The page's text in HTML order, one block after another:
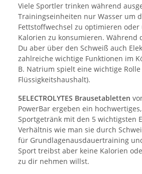
Viele Sportler trinken während
Trainingseinheiten nur Wasser um
Fettstoffwechsel zu optimieren
Kalorien zu konsumieren. Während
Du aber über den Schweiß auch
zahlreiche wichtige Funktionen im
B. Natrium spielt eine wichtige
Flüssigkeitshaushalt).
5ELECTROLYTES Brausetabletten
PowerBar ergeben ein
Sportgetränk mit den 5 wichtigsten
Verhältnis wie man sie durch
für Grundlagenausdauertraining
Sport treibst aber keine Kalorien
zu dir nehmen willst.